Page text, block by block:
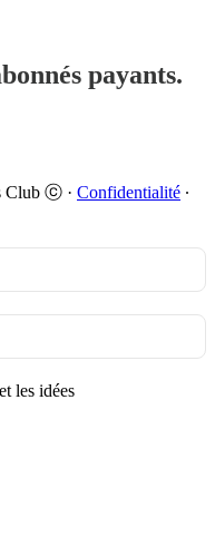
payants.
Club ⓒ · Confidentialité ∙
les idées